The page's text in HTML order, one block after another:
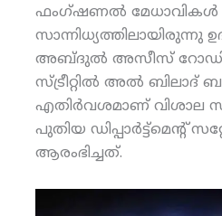
ഫംഗ്ഷണല്‍ മേധാവികള്‍
സാന്നിധ്യത്തിലായിരുന്നു
അബ്ദുല്‍ അസീസ്
സ്ട്രീറ്റില്‍ അല്‍ ബിലാദ്
എതിര്‍വശമാണ് വിശാല
പുതിയ ഡിപ്പാര്‍ട്ട്‌മെന്റ്
ആരംഭിച്ചത്.